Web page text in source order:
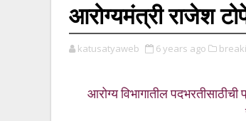
आरोग्यमंत्री राजेश
katusatyaweb 6 years ago
आरोग्य विभागातील